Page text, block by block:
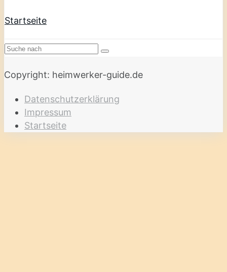
Startseite
Copyright: heimwerker-guide.de
Datenschutzerklärung
Impressum
Startseite